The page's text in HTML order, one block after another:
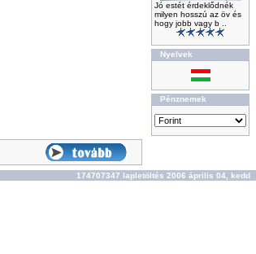
Jó estét érdeklődnék
milyen hosszú az öv és
hogy jobb vagy b ..
Nyelvek
Pénznemek
174707347 lapletöltés 2006 április 04, kedd